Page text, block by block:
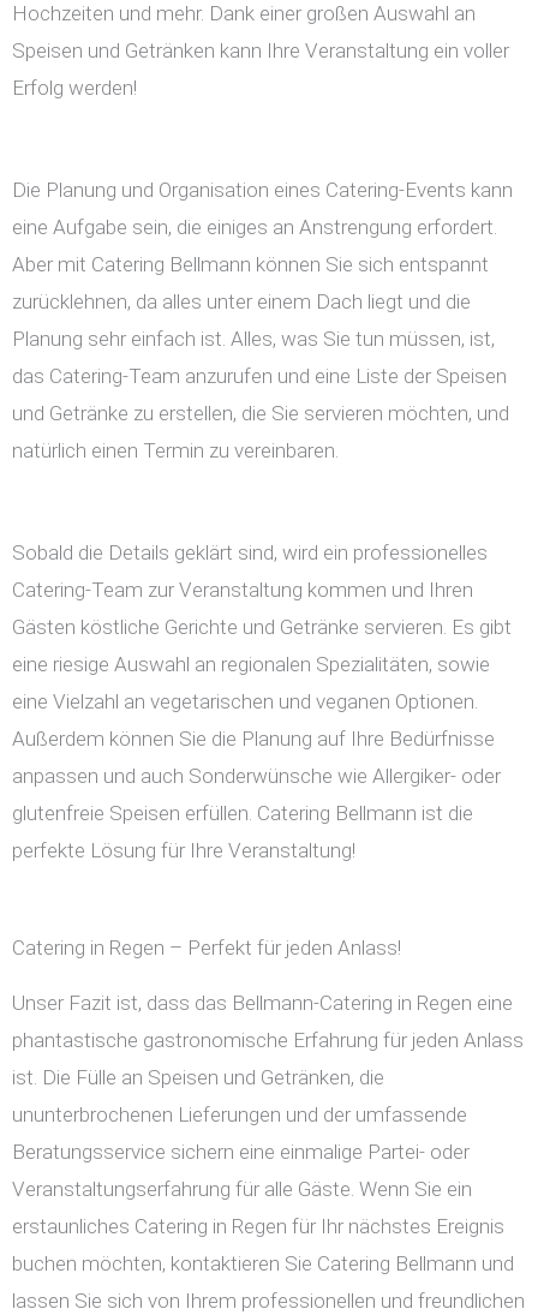
Hochzeiten und mehr. Dank einer großen Auswahl an
Speisen und Getränken kann Ihre Veranstaltung ein voller
Erfolg werden!
Die Planung und Organisation eines Catering-Events kann
eine Aufgabe sein, die einiges an Anstrengung erfordert.
Aber mit Catering Bellmann können Sie sich entspannt
zurücklehnen, da alles unter einem Dach liegt und die
Planung sehr einfach ist. Alles, was Sie tun müssen, ist,
das Catering-Team anzurufen und eine Liste der Speisen
und Getränke zu erstellen, die Sie servieren möchten, und
natürlich einen Termin zu vereinbaren.
Sobald die Details geklärt sind, wird ein professionelles
Catering-Team zur Veranstaltung kommen und Ihren
Gästen köstliche Gerichte und Getränke servieren. Es gibt
eine riesige Auswahl an regionalen Spezialitäten, sowie
eine Vielzahl an vegetarischen und veganen Optionen.
Außerdem können Sie die Planung auf Ihre Bedürfnisse
anpassen und auch Sonderwünsche wie Allergiker- oder
glutenfreie Speisen erfüllen. Catering Bellmann ist die
perfekte Lösung für Ihre Veranstaltung!
Catering in Regen – Perfekt für jeden Anlass!
Unser Fazit ist, dass das Bellmann-Catering in Regen eine
phantastische gastronomische Erfahrung für jeden Anlass
ist. Die Fülle an Speisen und Getränken, die
ununterbrochenen Lieferungen und der umfassende
Beratungsservice sichern eine einmalige Partei- oder
Veranstaltungserfahrung für alle Gäste. Wenn Sie ein
erstaunliches Catering in Regen für Ihr nächstes Ereignis
buchen möchten, kontaktieren Sie Catering Bellmann und
lassen Sie sich von Ihrem professionellen und freundlichen